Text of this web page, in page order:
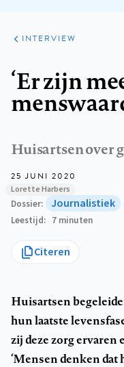
Huisartsen over
JOURNALISTIEK
INTERVIEW
‘Er zijn
25 JUNI 2020
Lorette Harbers
Dossier Journalistiek
Leestijd 7 minuten
Citeren
Huisartsen
hun laatste
zij deze zorg ervaren
‘Mensen denken dat